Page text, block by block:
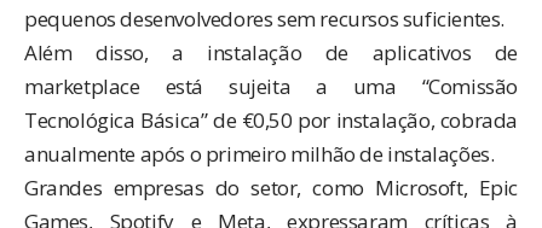
pequenos desenvolvedores sem recursos suficientes.
Além disso, a instalação de aplicativos de
marketplace está sujeita a uma “Comissão
Tecnológica Básica” de €0,50 por instalação, cobrada
anualmente após o primeiro milhão de instalações.
Grandes empresas do setor, como Microsoft, Epic
Games, Spotify e Meta, expressaram críticas à